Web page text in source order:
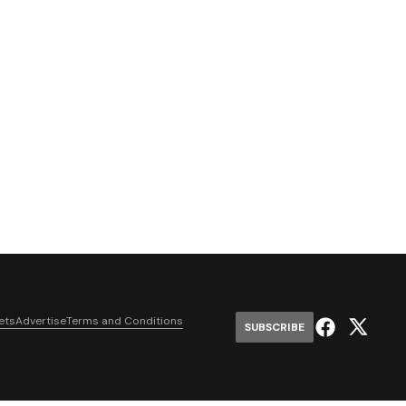
AdvertiseTerms and Conditions
SUBSCRIBE